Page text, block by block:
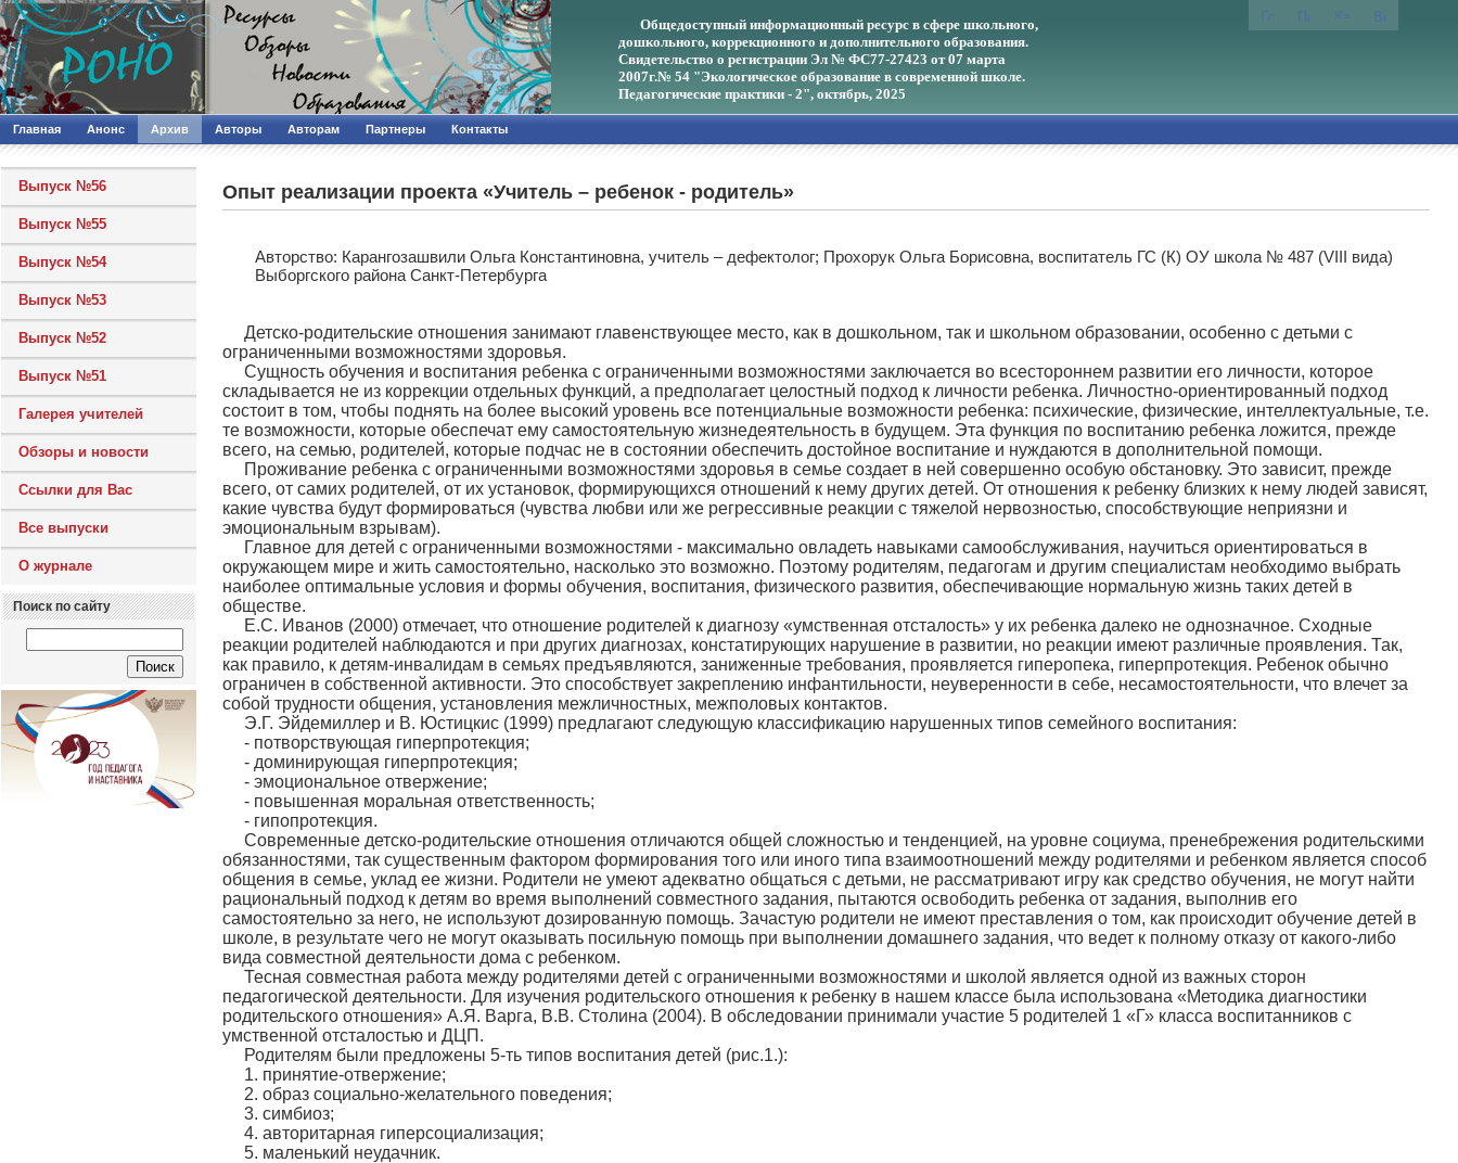
Общедоступный информационный ресурс в сфере школьного,
дошкольного, коррекционного и дополнительного образования.
Свидетельство о регистрации Эл № ФС77-27423 от 07 марта
2007г.№ 54 "Экологическое образование в современной школе.
Педагогические практики - 2", октябрь, 2025
Главная Анонс Архив Авторы Авторам Партнеры Контакты
Выпуск №56
Выпуск №55
Выпуск №54
Выпуск №53
Выпуск №52
Выпуск №51
Галерея учителей
Обзоры и новости
Ссылки для Вас
Все выпуски
О журнале
Поиск по сайту
Опыт реализации проекта «Учитель – ребенок - родитель»
Авторcтво: Карангозашвили Ольга Константиновна, учитель – дефектолог; Прохорук Ольга Борисовна, воспитатель ГС (К) ОУ школа № 487 (VIII вида)
Выборгского района Санкт-Петербурга
Детско-родительские отношения занимают главенствующее место, как в дошкольном, так и школьном образовании, особенно с детьми с
ограниченными возможностями здоровья.
Сущность обучения и воспитания ребенка с ограниченными возможностями заключается во всестороннем развитии его личности, которое
складывается не из коррекции отдельных функций, а предполагает целостный подход к личности ребенка. Личностно-ориентированный подход
состоит в том, чтобы поднять на более высокий уровень все потенциальные возможности ребенка: психические, физические, интеллектуальные, т.е.
те возможности, которые обеспечат ему самостоятельную жизнедеятельность в будущем. Эта функция по воспитанию ребенка ложится, прежде
всего, на семью, родителей, которые подчас не в состоянии обеспечить достойное воспитание и нуждаются в дополнительной помощи.
Проживание ребенка с ограниченными возможностями здоровья в семье создает в ней совершенно особую обстановку. Это зависит, прежде
всего, от самих родителей, от их установок, формирующихся отношений к нему других детей. От отношения к ребенку близких к нему людей зависят,
какие чувства будут формироваться (чувства любви или же регрессивные реакции с тяжелой нервозностью, способствующие неприязни и
эмоциональным взрывам).
Главное для детей с ограниченными возможностями - максимально овладеть навыками самообслуживания, научиться ориентироваться в
окружающем мире и жить самостоятельно, насколько это возможно. Поэтому родителям, педагогам и другим специалистам необходимо выбрать
наиболее оптимальные условия и формы обучения, воспитания, физического развития, обеспечивающие нормальную жизнь таких детей в
обществе.
Е.С. Иванов (2000) отмечает, что отношение родителей к диагнозу «умственная отсталость» у их ребенка далеко не однозначное. Сходные
реакции родителей наблюдаются и при других диагнозах, кон­статирующих нарушение в развитии, но реакции имеют различные проявления. Так,
как правило, к детям-инвалидам в семьях предъявляются, зани­женные требования, проявляется гиперопека, ги­перпротекция. Ребенок обычно
ограничен в собственной активности. Это способствует закреплению инфантильности, неуверенности в себе, несамостоятельности, что влечет за
собой трудности общения, уста­новления межличностных, межполовых контактов.
Э.Г. Эйдемиллер и В. Юстицкис (1999) предлагают следующую классификацию нарушенных типов семейного воспитания:
- потворствующая гиперпротекция;
- доминирующая гиперпротекция;
- эмоциональное отвержение;
- повышенная моральная ответственность;
- гипопротекция.
Современные детско-родительские отношения отличаются общей сложностью и тенденцией, на уровне социума, пренебрежения родительскими
обязанностями, так существенным фактором формирования того или иного типа взаимоотношений между родителями и ребенком является способ
общения в семье, уклад ее жизни. Родители не умеют адекватно общаться с детьми, не рассматривают игру как средство обучения, не могут найти
рациональный подход к детям во время выполнений совместного задания, пытаются освободить ребенка от задания, выполнив его
самостоятельно за него, не используют дозированную помощь. Зачастую родители не имеют преставления о том, как происходит обучение детей в
школе, в результате чего не могут оказывать посильную помощь при выполнении домашнего задания, что ведет к полному отказу от какого-либо
вида совместной деятельности дома с ребенком.
Тесная совместная работа между родителями детей с ограниченными возможностями и школой является одной из важных сторон
педагогической деятельности. Для изучения родительского отношения к ребенку в нашем классе была использована «Методика диагностики
родительского отношения» А.Я. Варга, В.В. Столина (2004). В обследовании принимали участие 5 родителей 1 «Г» класса воспитанников с
умственной отсталостью и ДЦП.
Родителям были предложены 5-ть типов воспитания детей (рис.1.):
1. принятие-отвержение;
2. образ социально-желательного поведения;
3. симбиоз;
4. авторитарная гиперсоциализация;
5. маленький неудачник.